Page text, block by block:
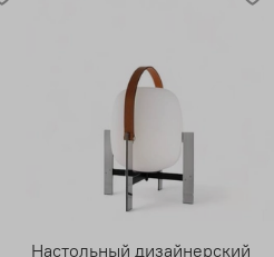
Настольный дизайнерский